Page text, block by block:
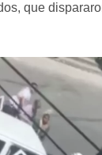
que